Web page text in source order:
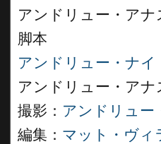
アンドリュー・アナ
脚本
アンドリュー・ナイ
アンドリュー・アナ
撮影： アンドリュー
編集： マット・ヴィ